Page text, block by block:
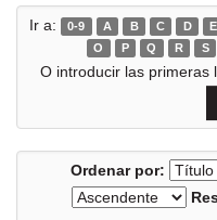
Ir a: 0-9 A B C D E
O
P Q R S
O introducir las primeras
Ordenar por: